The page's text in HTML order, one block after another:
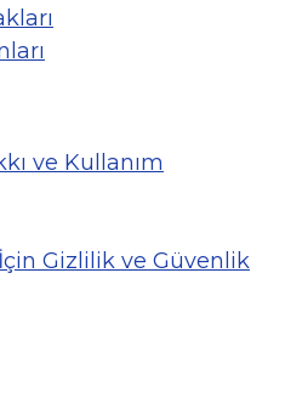
ve Kullanım
Gizlilik ve Güvenlik